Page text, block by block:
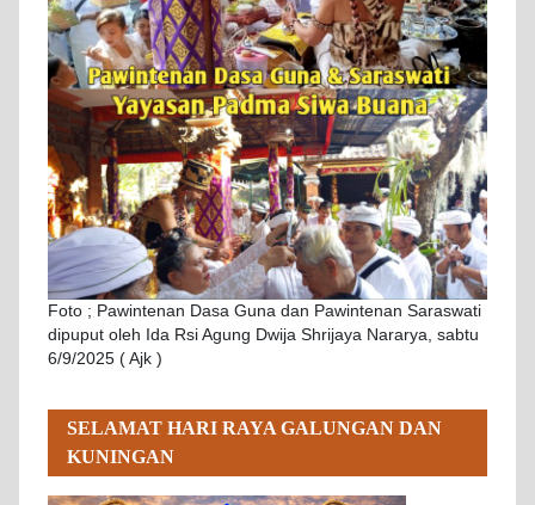
Foto ; Pawintenan Dasa Guna dan Pawintenan Saraswati
dipuput oleh Ida Rsi Agung Dwija Shrijaya Nararya, sabtu
6/9/2025 ( Ajk )
SELAMAT HARI RAYA GALUNGAN DAN
KUNINGAN